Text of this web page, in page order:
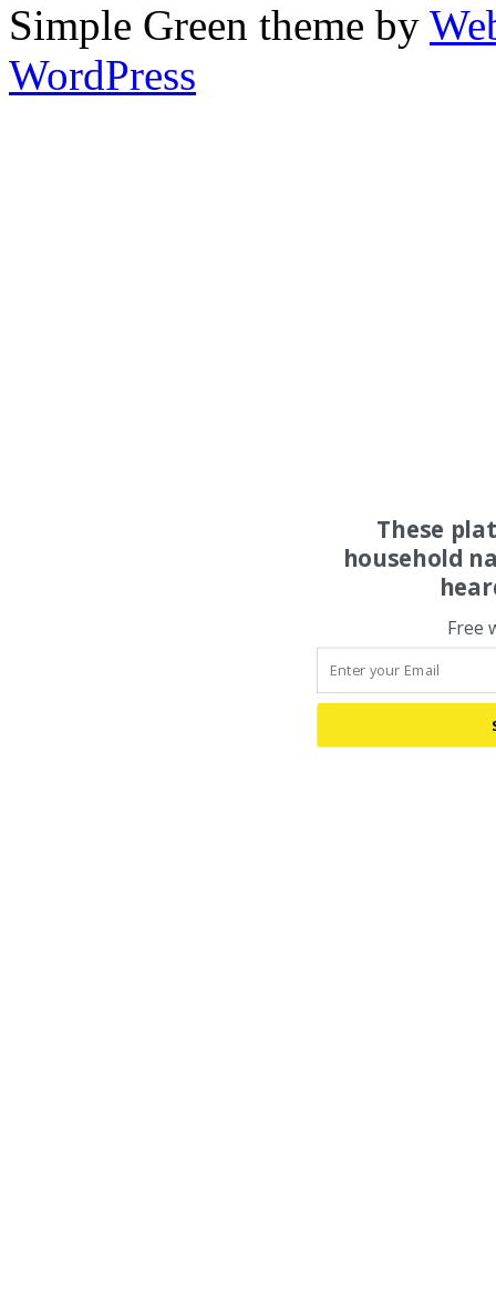
Simple Green theme by
WordPress
These
household
Free